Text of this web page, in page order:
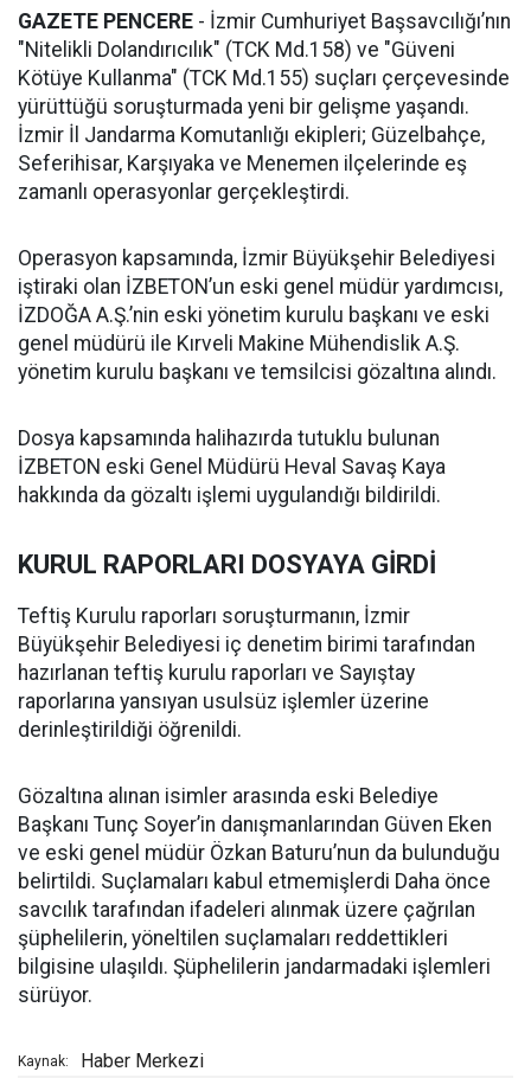
GAZETE PENCERE - İzmir Cumhuriyet Başsavcılığı’nın
"Nitelikli Dolandırıcılık" (TCK Md.158) ve "Güveni
Kötüye Kullanma" (TCK Md.155) suçları çerçevesinde
yürüttüğü soruşturmada yeni bir gelişme yaşandı.
İzmir İl Jandarma Komutanlığı ekipleri; Güzelbahçe,
Seferihisar, Karşıyaka ve Menemen ilçelerinde eş
zamanlı operasyonlar gerçekleştirdi.
Operasyon kapsamında, İzmir Büyükşehir Belediyesi
iştiraki olan İZBETON’un eski genel müdür yardımcısı,
İZDOĞA A.Ş.’nin eski yönetim kurulu başkanı ve eski
genel müdürü ile Kırveli Makine Mühendislik A.Ş.
yönetim kurulu başkanı ve temsilcisi gözaltına alındı.
Dosya kapsamında halihazırda tutuklu bulunan
İZBETON eski Genel Müdürü Heval Savaş Kaya
hakkında da gözaltı işlemi uygulandığı bildirildi.
KURUL RAPORLARI DOSYAYA GİRDİ
Teftiş Kurulu raporları soruşturmanın, İzmir
Büyükşehir Belediyesi iç denetim birimi tarafından
hazırlanan teftiş kurulu raporları ve Sayıştay
raporlarına yansıyan usulsüz işlemler üzerine
derinleştirildiği öğrenildi.
Gözaltına alınan isimler arasında eski Belediye
Başkanı Tunç Soyer’in danışmanlarından Güven Eken
ve eski genel müdür Özkan Baturu’nun da bulunduğu
belirtildi. Suçlamaları kabul etmemişlerdi Daha önce
savcılık tarafından ifadeleri alınmak üzere çağrılan
şüphelilerin, yöneltilen suçlamaları reddettikleri
bilgisine ulaşıldı. Şüphelilerin jandarmadaki işlemleri
sürüyor.
Kaynak: Haber Merkezi